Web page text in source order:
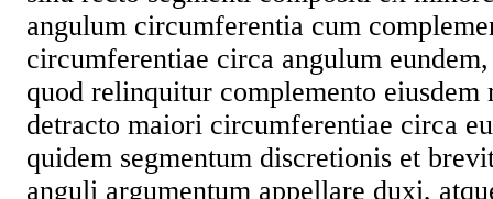
angulum circumferentia cum
circumferentiae circa angulum
quod relinquitur complemento
detracto maiori circumferentiae circa
quidem segmentum discretionis et
anguli argumentum appellare duxi,